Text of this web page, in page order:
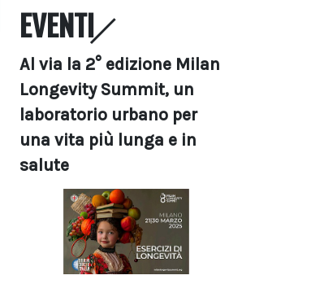
EVENTI
Al via la 2° edizione Milan
Longevity Summit, un
laboratorio urbano per
una vita più lunga e in
salute